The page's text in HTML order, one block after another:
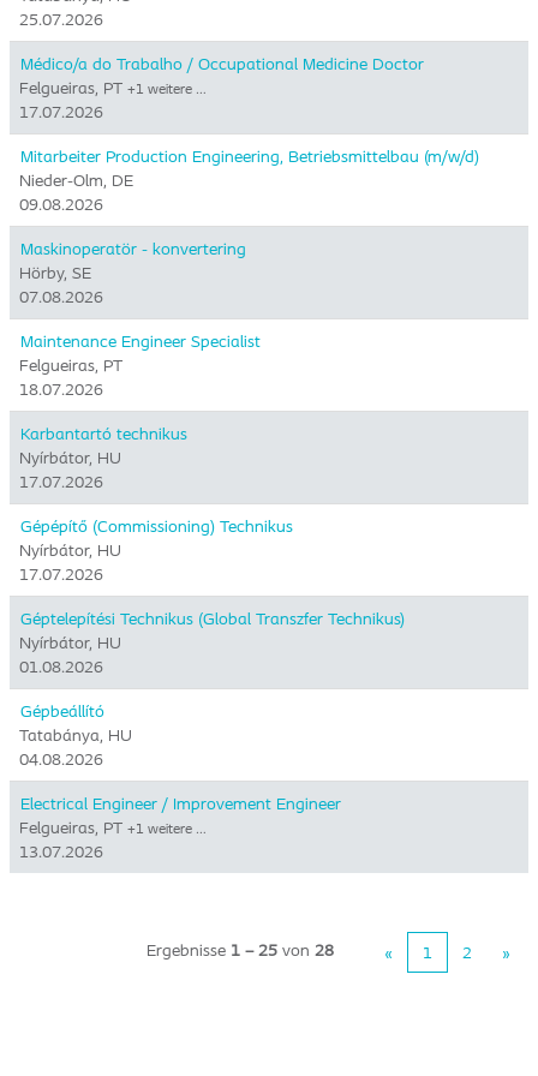
25.07.2026
Médico/a do Trabalho / Occupational Medicine Doctor
Felgueiras, PT +1 weitere …
17.07.2026
Mitarbeiter Production Engineering, Betriebsmittelbau (m/w/d)
Nieder-Olm, DE
09.08.2026
Maskinoperatör - konvertering
Hörby, SE
07.08.2026
Maintenance Engineer Specialist
Felgueiras, PT
18.07.2026
Karbantartó technikus
Nyírbátor, HU
17.07.2026
Gépépítő (Commissioning) Technikus
Nyírbátor, HU
17.07.2026
Géptelepítési Technikus (Global Transzfer Technikus)
Nyírbátor, HU
01.08.2026
Gépbeállító
Tatabánya, HU
04.08.2026
Electrical Engineer / Improvement Engineer
Felgueiras, PT +1 weitere …
13.07.2026
Ergebnisse 1 – 25 von 28 « 1 2 »